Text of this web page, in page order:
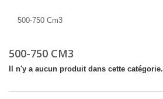
500-750 Cm3
500-750 CM3
Il n'y a aucun produit dans cette catégorie.